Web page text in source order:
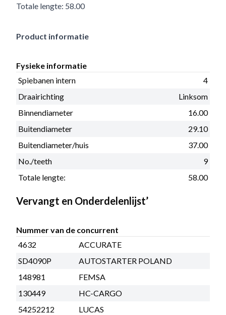
Totale lengte: 58.00
Product informatie
Fysieke informatie
Spiebanen intern
4
Draairichting
Linksom
Binnendiameter
16.00
Buitendiameter
29.10
Buitendiameter/huis
37.00
No./teeth
9
Totale lengte:
58.00
Vervangt en Onderdelenlijst’
Nummer van de concurrent
4632
ACCURATE
SD4090P
AUTOSTARTER POLAND
148981
FEMSA
130449
HC-CARGO
54252212
LUCAS